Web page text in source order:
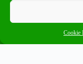
Cookie